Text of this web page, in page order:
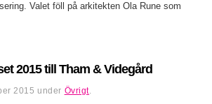
Valet föll på arkitekten Ola Rune som
2015 till Tham & Videgård
2015 under Övrigt